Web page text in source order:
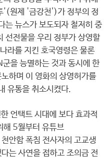
'(원제 '금강천')가 정부의 정
는 뉴스가 보도되자 철저히 중
선전물을 우리 정부가 상영할
라를 지킨 호국영령은 물론
을 능멸하는 것과 동시에 한
하며 이 영화의 상영허가를
유통을 취소시켰다.
언택트 시대에 보다 효과적
해 5월부터 유튜브
안함 폭침 전사자의 고교생
는 사연을 접하고 조의금 전